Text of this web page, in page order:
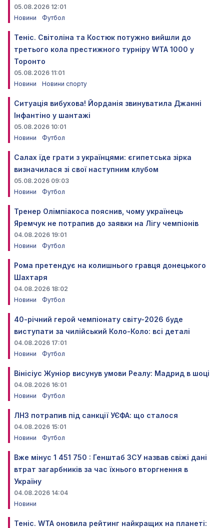
05.08.2026 12:01
Новини
Футбол
Теніс. Світоліна та Костюк потужно вийшли до
третього кола престижного турніру WTA 1000 у
Торонто
05.08.2026 11:01
Новини
Новини спорту
Ситуація вибухова! Йорданія звинуватила Джанні
Інфантіно у шантажі
05.08.2026 10:01
Новини
Футбол
Салах їде грати з українцями: єгипетська зірка
визначилася зі свої наступним клубом
05.08.2026 09:03
Новини
Футбол
Тренер Олімпіакоса пояснив, чому українець
Яремчук не потрапив до заявки на Лігу чемпіонів
04.08.2026 19:01
Новини
Футбол
Рома претендує на колишнього гравця донецького
Шахтаря
04.08.2026 18:02
Новини
Футбол
40-річний герой чемпіонату світу-2026 буде
виступати за чилійський Коло-Коло: всі деталі
04.08.2026 17:01
Новини
Футбол
Вінісіус Жуніор висунув умови Реалу: Мадрид в шоці
04.08.2026 16:01
Новини
Футбол
ЛНЗ потрапив під санкції УЄФА: що сталося
04.08.2026 15:01
Новини
Футбол
Вже мінус 1 451 750 : Генштаб ЗСУ назвав свіжі дані
втрат загарбників за час їхнього вторгнення в
Україну
04.08.2026 14:04
Новини
Теніс. WTA оновила рейтинг найкращих на планеті: